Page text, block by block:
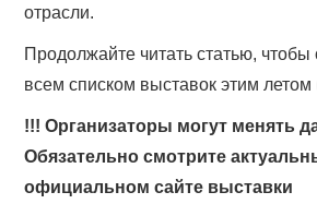
отрасли.
Продолжайте читать статью, чтобы
всем списком выставок этим
!!! Организаторы могут менять
Обязательно смотрите
официальном сайте выставки